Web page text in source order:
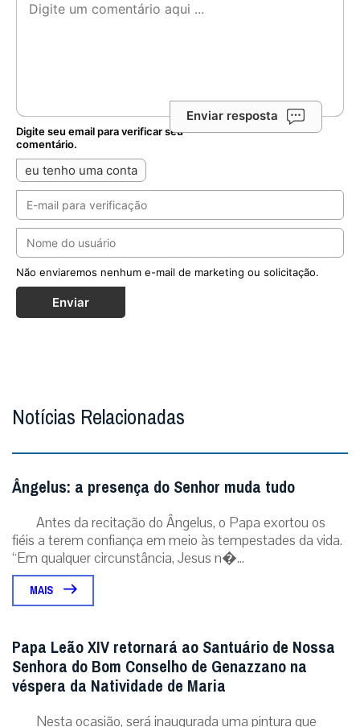
Enviar resposta
Digite seu email para verificar seu
comentário.
eu tenho uma conta
Não enviaremos nenhum e-mail de marketing ou solicitação.
Enviar
Notícias Relacionadas
Ângelus: a presença do Senhor muda tudo
Antes da recitação do Ângelus, o Papa exortou os
fiéis a terem confiança em meio às tempestades da vida.
“Em qualquer circunstância, Jesus n�...
MAIS
Papa Leão XIV retornará ao Santuário de Nossa
Senhora do Bom Conselho de Genazzano na
véspera da Natividade de Maria
Nesta ocasião, será inaugurada uma pintura que